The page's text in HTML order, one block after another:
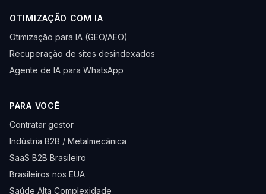
OTIMIZAÇÃO COM IA
Otimização para IA (GEO/AEO)
Recuperação de sites desindexados
Agente de IA para WhatsApp
PARA VOCÊ
Contratar gestor
Indústria B2B / Metalmecânica
SaaS B2B Brasileiro
Brasileiros nos EUA
Saúde Alta Complexidade